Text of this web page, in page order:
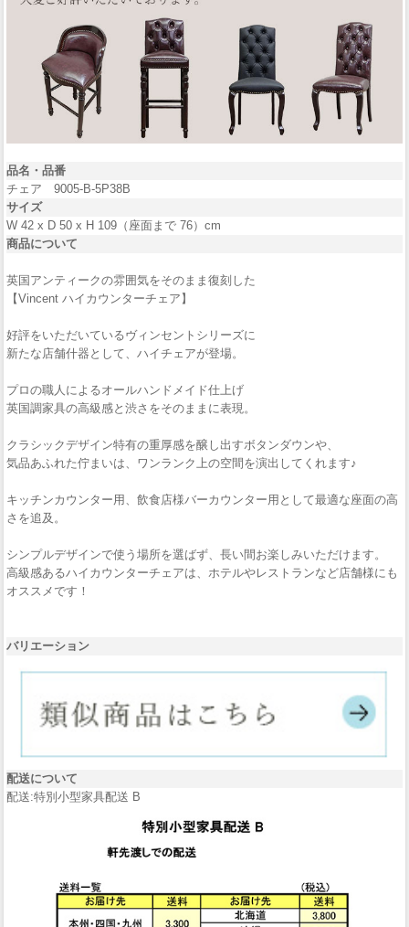
品名・品番
チェア 9005-B-5P38B
サイズ
W 42 x D 50 x H 109（座面まで 76）cm
商品について
英国アンティークの雰囲気をそのまま復刻した
【Vincent ハイカウンターチェア】
好評をいただいているヴィンセントシリーズに
新たな店舗什器として、ハイチェアが登場。
プロの職人によるオールハンドメイド仕上げ
英国調家具の高級感と渋さをそのままに表現。
クラシックデザイン特有の重厚感を醸し出すボタンダウンや、
気品あふれた佇まいは、ワンランク上の空間を演出してくれます♪
キッチンカウンター用、飲食店様バーカウンター用として最適な座面の高
さを追及。
シンプルデザインで使う場所を選ばず、長い間お楽しみいただけます。
高級感あるハイカウンターチェアは、ホテルやレストランなど店舗様にも
オススメです！
バリエーション
配送について
配送:特別小型家具配送 B